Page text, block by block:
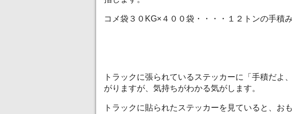
コメ袋３０KG×４００袋・・・・１２トンの手積
トラックに張られているステッカーに「手積だよ
がりますが、気持ちがわかる気がします。
トラックに貼られたステッカーを見ていると、お